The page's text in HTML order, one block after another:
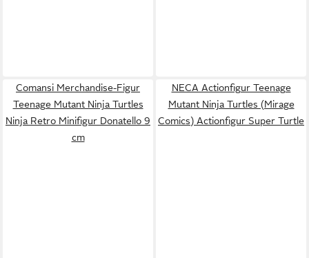
Comansi Merchandise-Figur
Teenage Mutant Ninja Turtles
Ninja Retro Minifigur Donatello 9
cm
NECA Actionfigur Teenage
Mutant Ninja Turtles (Mirage
Comics) Actionfigur Super Turtle